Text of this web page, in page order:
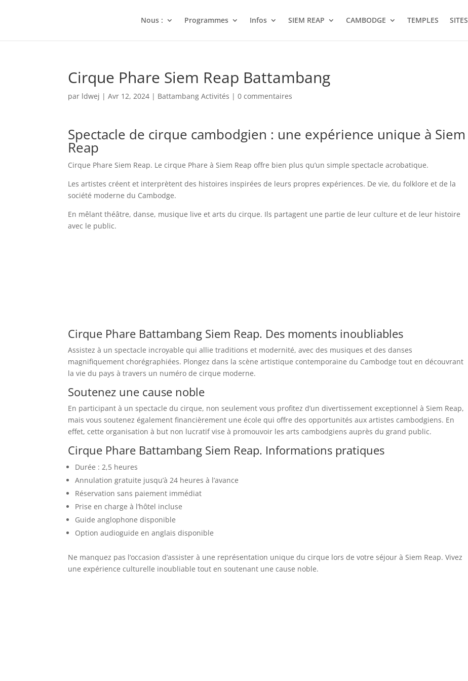
Nous : Programmes Infos SIEM REAP CAMBODGE TEMPLES SITES
Cirque Phare Siem Reap Battambang
par ldwej |Avr 12, 2024 | Battambang Activités |0 commentaires
Spectacle de cirque cambodgien : une expérience unique à Siem
Reap
Cirque Phare Siem Reap. Le cirque Phare à Siem Reap offre bien plus qu’un simple spectacle acrobatique.
Les artistes créent et interprètent des histoires inspirées de leurs propres expériences. De vie, du folklore et de la
société moderne du Cambodge.
En mêlant théâtre, danse, musique live et arts du cirque. Ils partagent une partie de leur culture et de leur histoire
avec le public.
Cirque Phare Battambang Siem Reap. Des moments inoubliables
Assistez à un spectacle incroyable qui allie traditions et modernité, avec des musiques et des danses
magnifiquement chorégraphiées. Plongez dans la scène artistique contemporaine du Cambodge tout en découvrant
la vie du pays à travers un numéro de cirque moderne.
Soutenez une cause noble
En participant à un spectacle du cirque, non seulement vous profitez d’un divertissement exceptionnel à Siem Reap,
mais vous soutenez également financièrement une école qui offre des opportunités aux artistes cambodgiens. En
effet, cette organisation à but non lucratif vise à promouvoir les arts cambodgiens auprès du grand public.
Cirque Phare Battambang Siem Reap. Informations pratiques
Durée : 2,5 heures
Annulation gratuite jusqu’à 24 heures à l’avance
Réservation sans paiement immédiat
Prise en charge à l’hôtel incluse
Guide anglophone disponible
Option audioguide en anglais disponible
Ne manquez pas l’occasion d’assister à une représentation unique du cirque lors de votre séjour à Siem Reap. Vivez
une expérience culturelle inoubliable tout en soutenant une cause noble.